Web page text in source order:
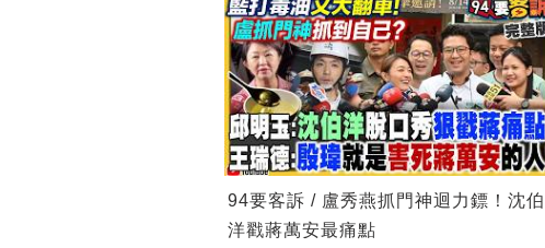
94要客訴 / 盧秀燕抓門神迴力鏢！沈伯
洋戳蔣萬安最痛點